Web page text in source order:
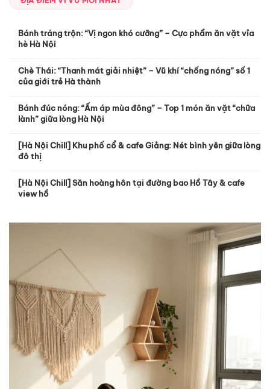
Bánh tráng trộn: “Vị ngon khó cưỡng” – Cực phẩm ăn vặt vỉa
hè Hà Nội
Chè Thái: “Thanh mát giải nhiệt” – Vũ khí “chống nóng” số 1
của giới trẻ Hà thành
Bánh đúc nóng: “Ấm áp mùa đông” – Top 1 món ăn vặt “chữa
lành” giữa lòng Hà Nội
[Hà Nội Chill] Khu phố cổ & cafe Giảng: Nét bình yên giữa lòng
đô thị
[Hà Nội Chill] Săn hoàng hôn tại đường bao Hồ Tây & cafe
view hồ